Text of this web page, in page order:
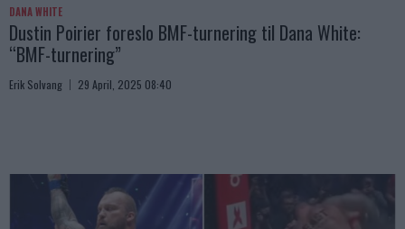
DANA WHITE
Dustin Poirier foreslo BMF-turnering til Dana White:
“BMF-turnering”
Erik Solvang 29 April, 2025 08:40